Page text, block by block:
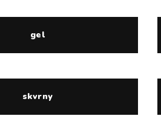
gel
skvrny